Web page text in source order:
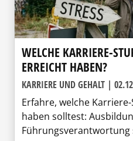
WELCHE KARRIERE-
ERREICHT HABEN?
KARRIERE UND GEHALT |
Erfahre, welche
haben solltest: